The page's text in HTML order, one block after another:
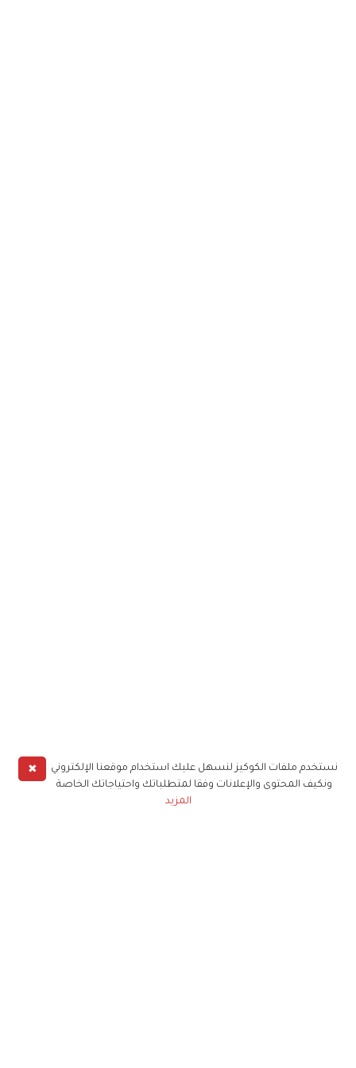
✖
نستخدم ملفات الكوكيز لنسهل عليك استخدام موقعنا الإلكتروني
ونكيف المحتوى والإعلانات وفقا لمتطلباتك واحتياجاتك الخاصة
المزيد